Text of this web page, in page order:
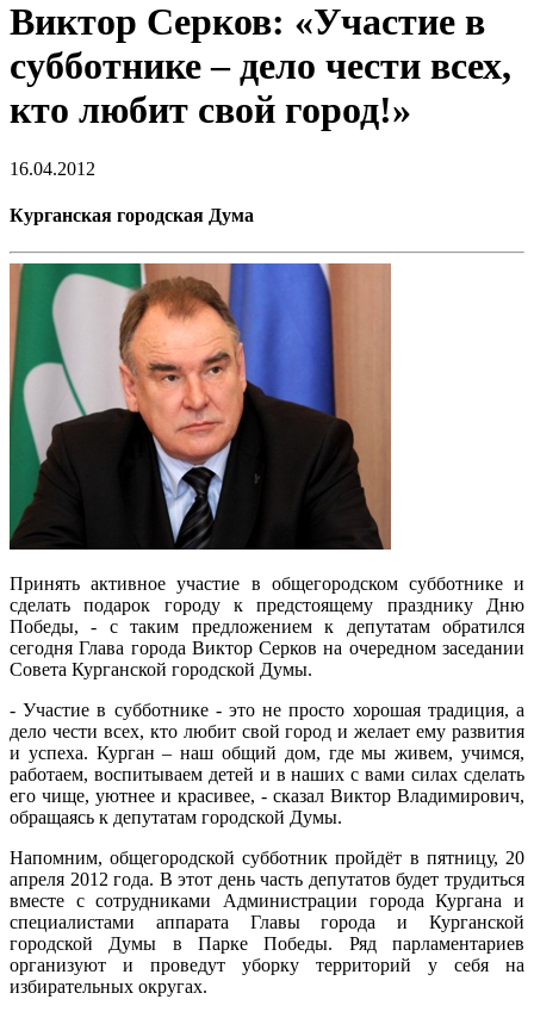
Виктор Серков: «Участие в
субботнике – дело чести всех,
кто любит свой город!»
16.04.2012
Курганская городская Дума
Принять активное участие в общегородском субботнике и
сделать подарок городу к предстоящему празднику Дню
Победы, - с таким предложением к депутатам обратился
сегодня Глава города Виктор Серков на очередном заседании
Совета Курганской городской Думы.
- Участие в субботнике - это не просто хорошая традиция, а
дело чести всех, кто любит свой город и желает ему развития
и успеха. Курган – наш общий дом, где мы живем, учимся,
работаем, воспитываем детей и в наших с вами силах сделать
его чище, уютнее и красивее, - сказал Виктор Владимирович,
обращаясь к депутатам городской Думы.
Напомним, общегородской субботник пройдёт в пятницу, 20
апреля 2012 года. В этот день часть депутатов будет трудиться
вместе с сотрудниками Администрации города Кургана и
специалистами аппарата Главы города и Курганской
городской Думы в Парке Победы. Ряд парламентариев
организуют и проведут уборку территорий у себя на
избирательных округах.